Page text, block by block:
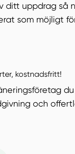
ditt uppdrag så
som möjligt
kostnadsfritt!
och